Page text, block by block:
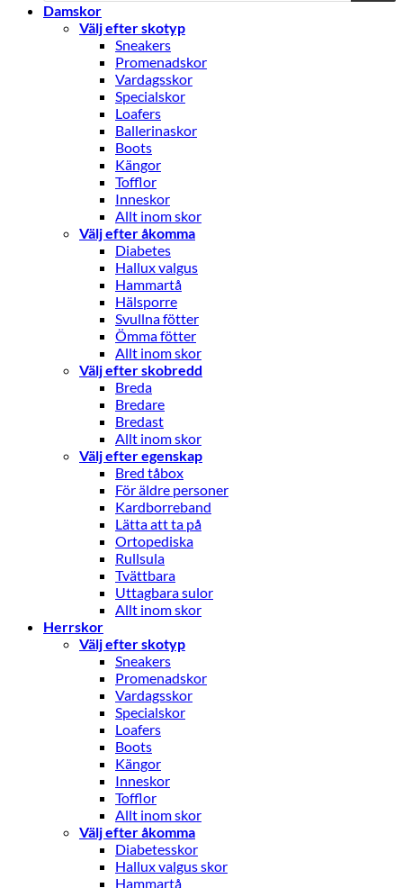
Damskor
Välj efter skotyp
Sneakers
Promenadskor
Vardagsskor
Specialskor
Loafers
Ballerinaskor
Boots
Kängor
Tofflor
Inneskor
Allt inom skor
Välj efter åkomma
Diabetes
Hallux valgus
Hammartå
Hälsporre
Svullna fötter
Ömma fötter
Allt inom skor
Välj efter skobredd
Breda
Bredare
Bredast
Allt inom skor
Välj efter egenskap
Bred tåbox
För äldre personer
Kardborreband
Lätta att ta på
Ortopediska
Rullsula
Tvättbara
Uttagbara sulor
Allt inom skor
Herrskor
Välj efter skotyp
Sneakers
Promenadskor
Vardagsskor
Specialskor
Loafers
Boots
Kängor
Inneskor
Tofflor
Allt inom skor
Välj efter åkomma
Diabetesskor
Hallux valgus skor
Hammartå